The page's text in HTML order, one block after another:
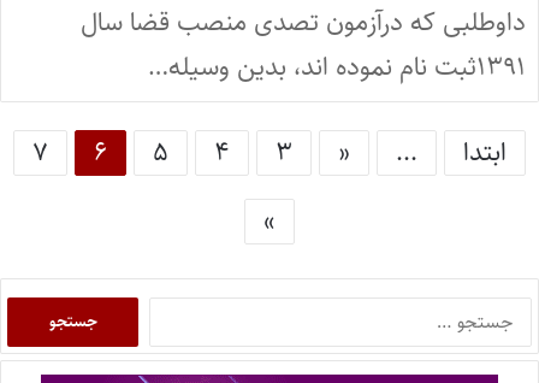
داوطلبی‌ که‌ درآزمون‌ تصدی منصب قضا سال
۱۳۹۱ثبت‌ نام‌ نموده‌ اند، بدین‌ وسیله‌…
ابتدا ...
« ۳ ۴ ۵ ۶
۷
»